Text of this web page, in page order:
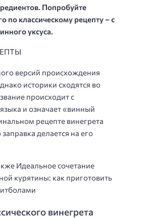
Попробуйте
по классическому рецепту – с
уксуса.
версий происхождения
историки сходятся во
происходит с
и означает «винный
рецепте винегрета
делается на его
Идеальное сочетание
курятины: как приготовить
винегрета